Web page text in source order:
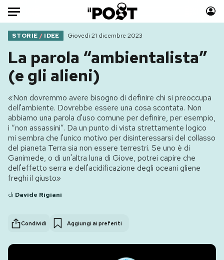
Auto
HOME
Italia
Mondo
Politica
Tecnologia
Internet
Scienza
Cultura
Sport
Libri
Consumismi
Storie/Idee
Ok Boomer!
Media
Europa
PODCAST
STORIE / IDEE Giovedì 21 dicembre 2023
La parola “ambientalista”
(e gli alieni)
«Non dovremmo avere bisogno di definire chi si preoccupa
dell'ambiente. Dovrebbe essere una cosa scontata. Non
abbiamo una parola d'uso comune per definire, per esempio,
i “non assassini”. Da un punto di vista strettamente logico
mi sembra che l'unico motivo per disinteressarsi del collasso
del pianeta Terra sia non essere terrestri. Se uno è di
Ganimede, o di un'altra luna di Giove, potrei capire che
dell'effetto serra e dell'acidificazione degli oceani gliene
freghi il giusto»
di Davide Rigiani
Condividi Aggiungi ai preferiti